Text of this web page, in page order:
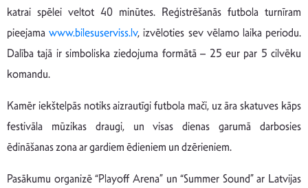
katrai spēlei veltot 40 minūtes. Reģistrēšanās futbola turnīram
pieejamawww.bilesuserviss.lv, izvēloties sev vēlamo laika periodu.
Dalība tajā ir simboliska ziedojuma formātā – 25 eur par 5 cilvēku
komandu.
Kamēr iekštelpās notiks aizrautīgi futbola mači, uz āra skatuves kāps
festivāla mūzikas draugi, un visas dienas garumā darbosies
ēdināšanas zona ar gardiem ēdieniem un dzērieniem.
Pasākumu organizē “Playoff Arena” un “Summer Sound” ar Latvijas